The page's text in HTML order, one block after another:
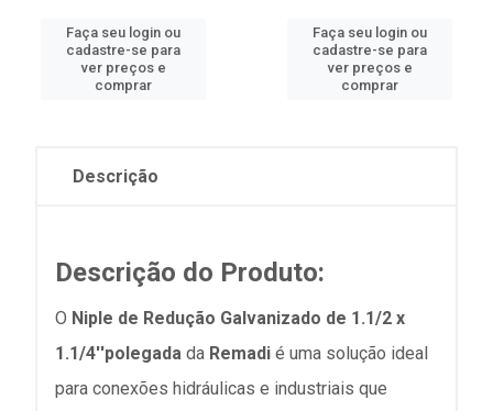
Faça seu login ou
cadastre-se para
ver preços e
comprar
Faça seu login ou
cadastre-se para
ver preços e
comprar
Descrição
Descrição do Produto:
O Niple de Redução Galvanizado de 1.1/2 x
1.1/4''polegada da Remadi é uma solução ideal
para conexões hidráulicas e industriais que